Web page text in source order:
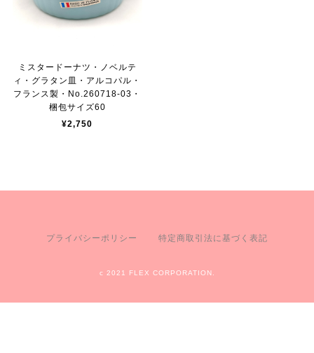
ミスタードーナツ・ノベルテ
ィ・グラタン皿・アルコパル・
フランス製・No.260718-03・
梱包サイズ60
¥2,750
プライバシーポリシー 特定商取引法に基づく表記
c 2021 FLEX CORPORATION.